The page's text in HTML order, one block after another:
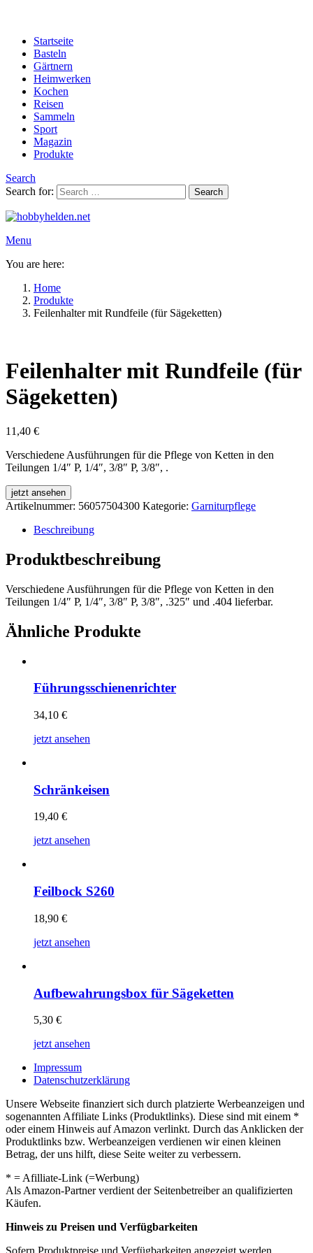
Startseite
Basteln
Gärtnern
Heimwerken
Kochen
Reisen
Sammeln
Sport
Magazin
Produkte
Search
Search for:
Search
Menu
You are here:
Home
Produkte
Feilenhalter mit Rundfeile (für Sägeketten)
Feilenhalter mit Rundfeile (für
Sägeketten)
11,40 €
Verschiedene Ausführungen für die Pflege von Ketten in den
Teilungen 1/4″ P, 1/4″, 3/8″ P, 3/8″, .
jetzt ansehen
Artikelnummer: 56057504300 Kategorie: Garniturpflege
Beschreibung
Produktbeschreibung
Verschiedene Ausführungen für die Pflege von Ketten in den
Teilungen 1/4″ P, 1/4″, 3/8″ P, 3/8″, .325″ und .404 lieferbar.
Ähnliche Produkte
Führungsschienenrichter
34,10 €
jetzt ansehen
Schränkeisen
19,40 €
jetzt ansehen
Feilbock S260
18,90 €
jetzt ansehen
Aufbewahrungsbox für Sägeketten
5,30 €
jetzt ansehen
Impressum
Datenschutzerklärung
Unsere Webseite finanziert sich durch platzierte Werbeanzeigen und
sogenannten Affiliate Links (Produktlinks). Diese sind mit einem *
oder einem Hinweis auf Amazon verlinkt. Durch das Anklicken der
Produktlinks bzw. Werbeanzeigen verdienen wir einen kleinen
Betrag, der uns hilft, diese Seite weiter zu verbessern.
* = Afilliate-Link (=Werbung)
Als Amazon-Partner verdient der Seitenbetreiber an qualifizierten
Käufen.
Hinweis zu Preisen und Verfügbarkeiten